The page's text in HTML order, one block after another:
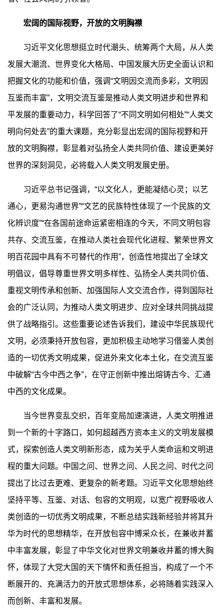
宏阔的国际视野，开放的文明胸襟
习近平文化思想挺立时代潮头、统筹两个大局，从人类
发展大潮流、世界变化大格局、中国发展大历史全面认识和
把握文化的功能和价值，强调“文明因交流而多彩，文明因
互鉴而丰富”，文明交流互鉴是推动人类文明进步和世界和
平发展的重要动力，科学回答了“不同文明如何相处”“人类文
明向何处去”的重大课题，充分彰显出宏阔的国际视野和开
放的文明胸襟，彰显着对弘扬全人类共同价值、建设更美好
世界的深刻洞见，必将载入人类文明发展史册。
习近平总书记强调，“以文化人，更能凝结心灵；以艺
通心，更易沟通世界”“文艺的民族特性体现了一个民族的文
化辨识度”“在各国前途命运紧密相连的今天，不同文明包容
共存、交流互鉴，在推动人类社会现代化进程、繁荣世界文
明百花园中具有不可替代的作用”，创造性地提出了全球文
明倡议，倡导尊重世界文明多样性、弘扬全人类共同价值、
重视文明传承和创新、加强国际人文交流合作，得到国际社
会的广泛认同，为推动人类文明进步、应对全球共同挑战提
供了战略指引。这些重要论述告诉我们，建设中华民族现代
文明，必须秉持开放包容，更加积极主动地学习借鉴人类创
造的一切优秀文明成果，促进外来文化本土化，在交流互鉴
中破解“古今中西之争”，在守正创新中推出熔铸古今、汇通
中西的文化成果。
当今世界变乱交织，百年变局加速演进，人类文明推进
到一个新的十字路口，如何超越西方资本主义的文明发展模
式，探索创造人类文明新形态，成为关乎人类命运和文明进
程的重大问题。中国之问、世界之问、人民之问、时代之问
提出了比过去更难、更复杂的新考题。习近平文化思想始终
坚持平等、互鉴、对话、包容的文明观，以宽广视野吸收人
类创造的一切优秀文明成果，不断总结实践新经验并将其升
华为时代的思想精华，在开放包容中博采众长，在兼收并蓄
中丰富发展，彰显了中华文化对世界文明兼收并蓄的博大胸
怀，体现了大党大国的天下情怀和责任担当，构成了一个不
断展开的、充满活力的开放式思想体系，必将随着实践深入
而创新、丰富和发展。